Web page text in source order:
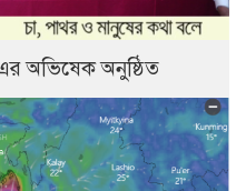
অভিষেক অনুষ্ঠিত